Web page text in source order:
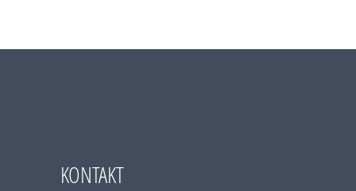
KONTAKT